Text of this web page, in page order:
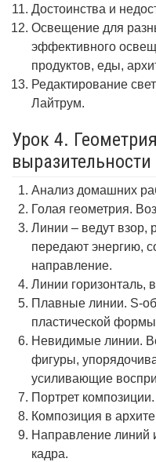
Достоинства и
Освещение для
эффективного
продуктов, еды,
Редактирование
Лайтрум.
Урок 4.
выразительности
Анализ домашних
Голая геометрия.
Линии – ведут взор,
передают энергию,
направление.
Линии горизонталь,
Плавные линии. S-
пластической формы
Невидимые линии.
фигуры,
усиливающие
Портрет
Композиция в
Направление линий
кадра.